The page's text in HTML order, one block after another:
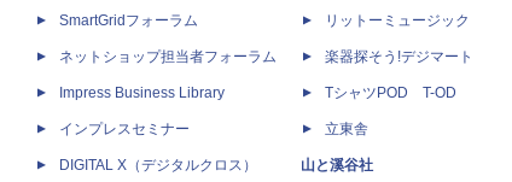
SmartGridフォーラム
ネットショップ担当者フォーラム
Impress Business Library
インプレスセミナー
DIGITAL X（デジタルクロス）
リットーミュージック
楽器探そう!デジマート
TシャツPOD T-OD
立東舎
山と溪谷社